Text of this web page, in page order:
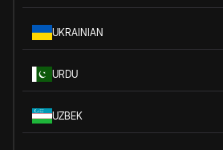
UKRAINIAN
URDU
UZBEK